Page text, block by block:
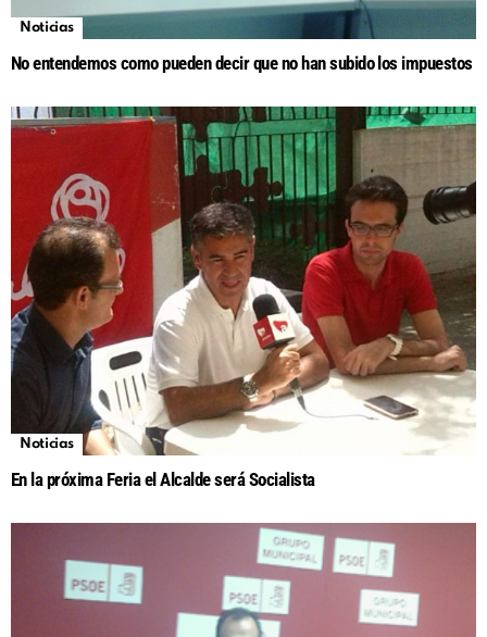
Noticias
No entendemos como pueden decir que no han subido los impuestos
Noticias
En la próxima Feria el Alcalde será Socialista